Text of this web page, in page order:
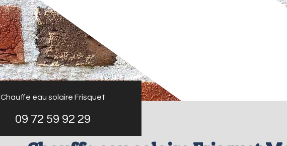
Chauffe eau solaire Frisquet
09 72 59 92 29